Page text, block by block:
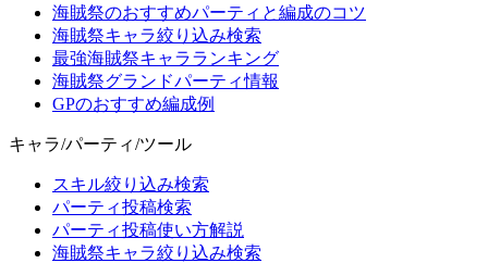
海賊祭のおすすめパーティと編成のコツ
海賊祭キャラ絞り込み検索
最強海賊祭キャラランキング
海賊祭グランドパーティ情報
GPのおすすめ編成例
キャラ/パーティ/ツール
スキル絞り込み検索
パーティ投稿検索
パーティ投稿使い方解説
海賊祭キャラ絞り込み検索